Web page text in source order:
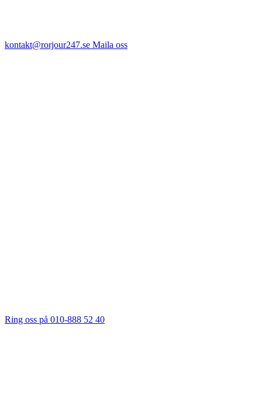
kontakt@rorjour247.se Maila oss
Ring oss på 010-888 52 40